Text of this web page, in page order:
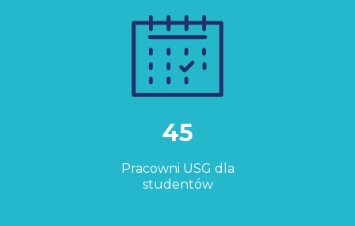
45
Pracowni USG dla
studentów